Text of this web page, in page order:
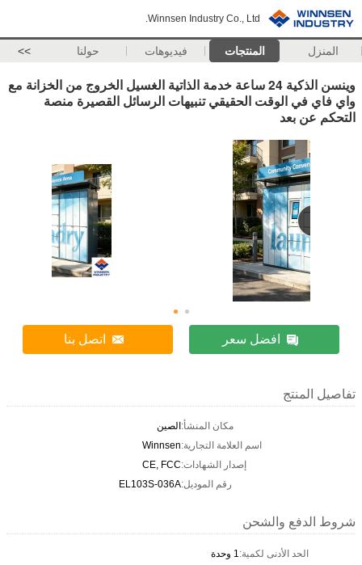
Winnsen Industry Co., Ltd.
المنزل المنتجات فيديوهات حولنا >>
وينسن الذكية 24 ساعة خدمة الذاتية الغسيل الخروج من الخزانة مع
واي فاي في الوقت الحقيقي تنبيهات الرسائل القصيرة منصة
التحكم عن بعد
افضل سعر اتصل بنا
تفاصيل المنتج
مكان المنشأ:الصين
اسم العلامة التجارية:Winnsen
إصدار الشهادات:CE, FCC
رقم الموديل:EL103S-036A
شروط الدفع والشحن
الحد الأدنى لكمية:1 وحدة